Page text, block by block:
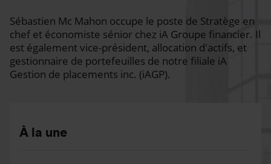
Sébastien Mc Mahon occupe le poste de Stratège en
chef et économiste sénior chez iA Groupe financier. Il
est également vice-président, allocation d'actifs, et
gestionnaire de portefeuilles de notre filiale iA
Gestion de placements inc. (iAGP).
À la une